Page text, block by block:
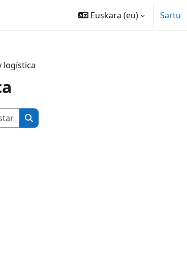
Euskara ‎(eu)‎ Sartu
logística
Bilatu Ikastaroak
Bilatu Ikastaroak